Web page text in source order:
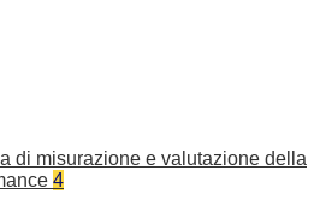
di misurazione e valutazione della
4